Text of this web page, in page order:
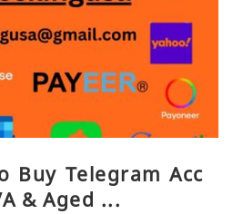
Buy Telegram Acc
& Aged ...